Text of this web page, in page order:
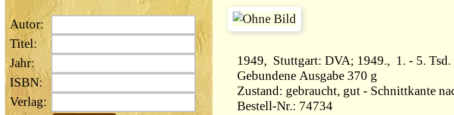
Autor:
Titel:
Jahr:
ISBN:
Verlag:
1949, Stuttgart: DVA; 1949., 1. - 5. Tsd.
Gebundene Ausgabe 370 g
Zustand: gebraucht, gut - Schnittkante
Bestell-Nr.: 74734